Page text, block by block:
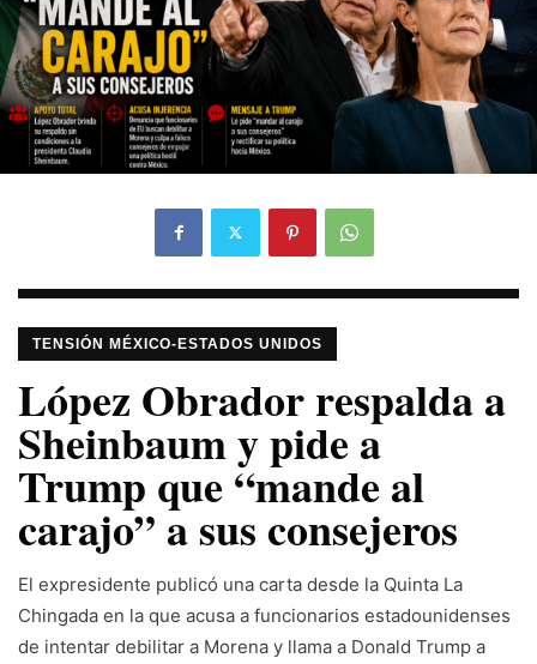
TENSIÓN MÉXICO-ESTADOS UNIDOS
López Obrador respalda a
Sheinbaum y pide a
Trump que “mande al
carajo” a sus consejeros
El expresidente publicó una carta desde la Quinta La
Chingada en la que acusa a funcionarios estadounidenses
de intentar debilitar a Morena y llama a Donald Trump a